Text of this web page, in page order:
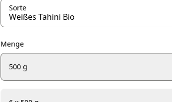
Sorte
Menge
500 g